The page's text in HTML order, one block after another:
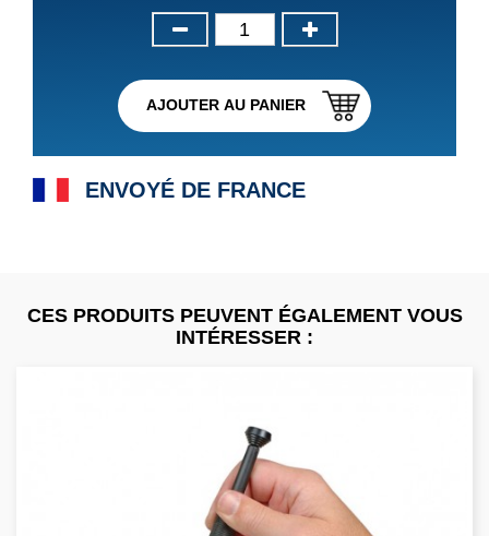
AJOUTER AU PANIER
ENVOYÉ DE FRANCE
CES PRODUITS PEUVENT ÉGALEMENT VOUS
INTÉRESSER :